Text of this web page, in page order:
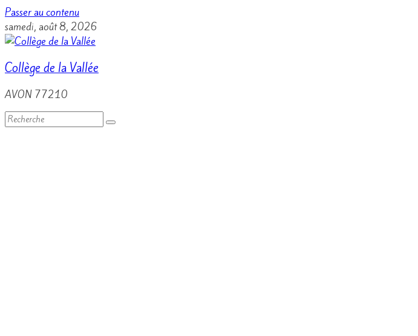
Passer au contenu
samedi, août 8, 2026
Collège de la Vallée
AVON 77210